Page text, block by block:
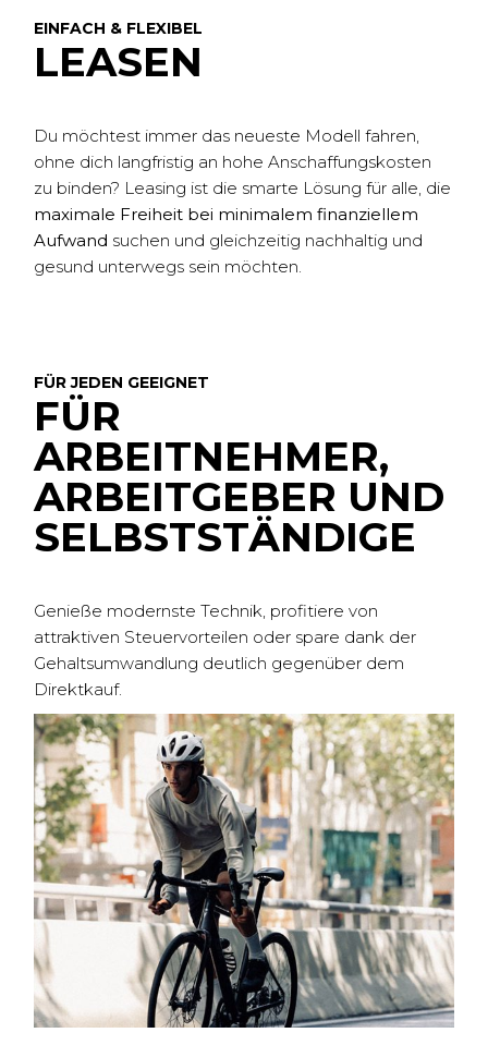
EINFACH & FLEXIBEL
LEASEN
Du möchtest immer das neueste Modell fahren,
ohne dich langfristig an hohe Anschaffungskosten
zu binden? Leasing ist die smarte Lösung für alle, die
maximale Freiheit bei minimalem finanziellem
Aufwand suchen und gleichzeitig nachhaltig und
gesund unterwegs sein möchten.
FÜR JEDEN GEEIGNET
FÜR
ARBEITNEHMER,
ARBEITGEBER UND
SELBSTSTÄNDIGE
Genieße modernste Technik, profitiere von
attraktiven Steuervorteilen oder spare dank der
Gehaltsumwandlung deutlich gegenüber dem
Direktkauf.